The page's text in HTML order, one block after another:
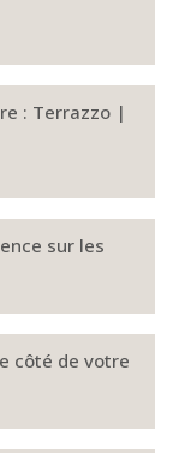
: Terrazzo |
sur les
côté de votre